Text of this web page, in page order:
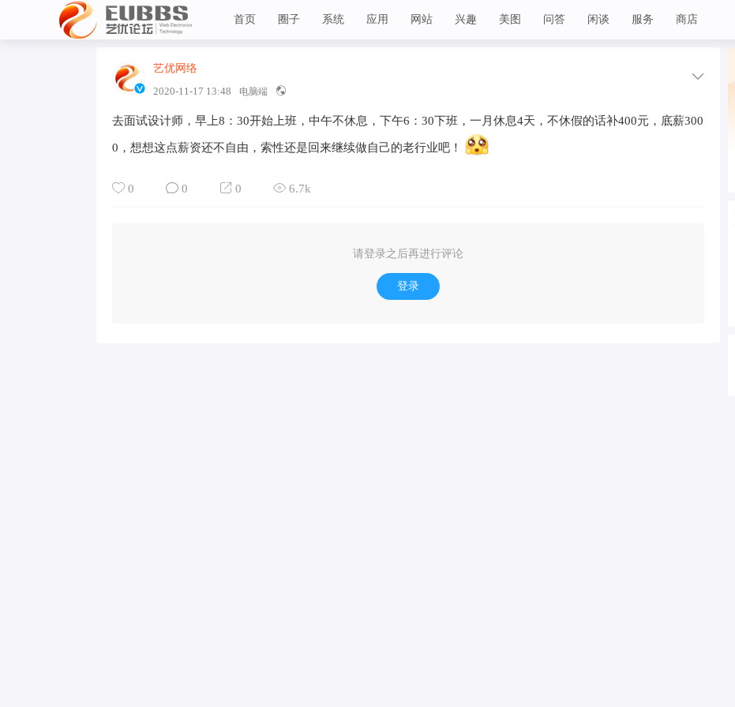
首页 圈子 系统 应用 网站 兴趣 美图 问答 闲谈 服务 商店
艺优网络
2020-11-17 13:48 电脑端
去面试设计师，早上8：30开始上班，中午不休息，下午6：30下班，一月休息4天，不休假的话补400元，底薪300
0，想想这点薪资还不自由，索性还是回来继续做自己的老行业吧！
0 0 0 6.7k
请登录之后再进行评论
登录